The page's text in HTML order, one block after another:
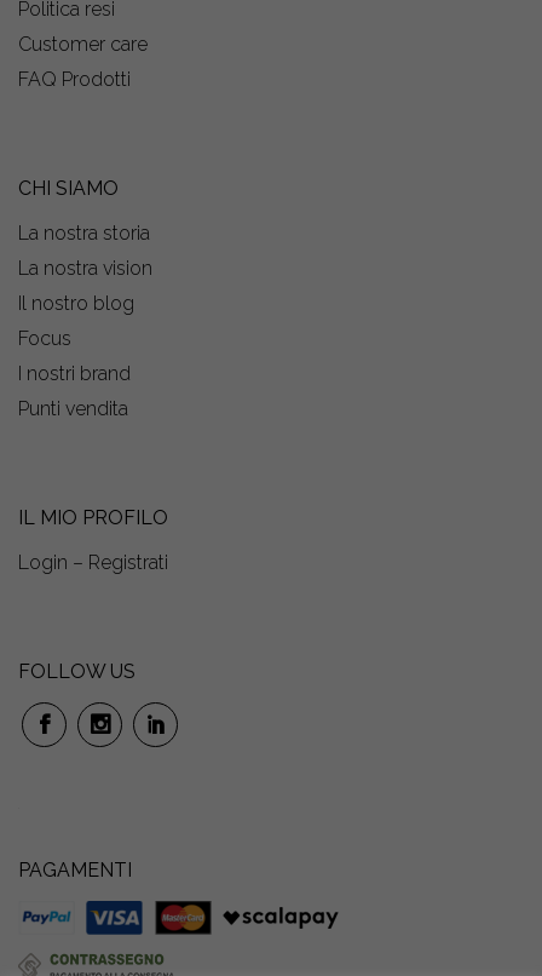
Politica resi
Customer care
FAQ Prodotti
CHI SIAMO
La nostra storia
La nostra vision
Il nostro blog
Focus
I nostri brand
Punti vendita
IL MIO PROFILO
Login – Registrati
FOLLOW US
PAGAMENTI